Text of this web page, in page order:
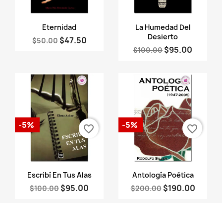
Vista rápida
Eternidad
$50.00 $47.50
Vista rápida
La Humedad Del
Desierto
$100.00 $95.00
Vista rápida
Escribí En Tus Alas
$100.00 $95.00
-5% favorite_border
Vista rápida
Antología Poética
$200.00 $190.00
-5% favorite_border